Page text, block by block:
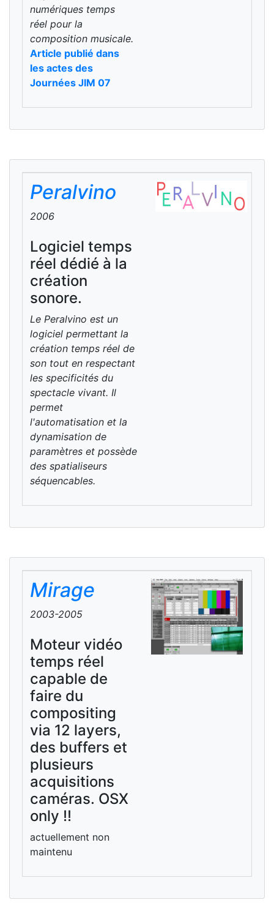
numériques temps
réel pour la
composition musicale.
Article publié dans
les actes des
Journées JIM 07
Peralvino
2006
Logiciel temps
réel dédié à la
création
sonore.
Le Peralvino est un
logiciel permettant la
création temps réel de
son tout en respectant
les specificités du
spectacle vivant. Il
permet
l'automatisation et la
dynamisation de
paramètres et possède
des spatialiseurs
séquencables.
Mirage
2003-2005
Moteur vidéo
temps réel
capable de
faire du
compositing
via 12 layers,
des buffers et
plusieurs
acquisitions
caméras. OSX
only !!
actuellement non
maintenu